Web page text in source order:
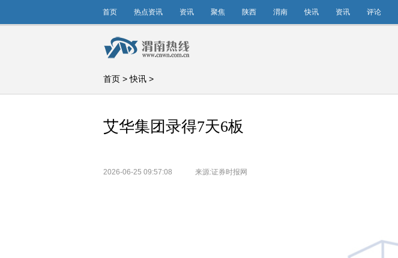
首页 热点资讯 资讯 聚焦 陕西 渭南 快讯 资讯 评论
首页 >快讯 >
艾华集团录得7天6板
2026-06-25 09:57:08 来源:证券时报网